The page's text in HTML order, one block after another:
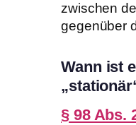
zwischen
gegenüber
Wann ist
§ 98 Abs.